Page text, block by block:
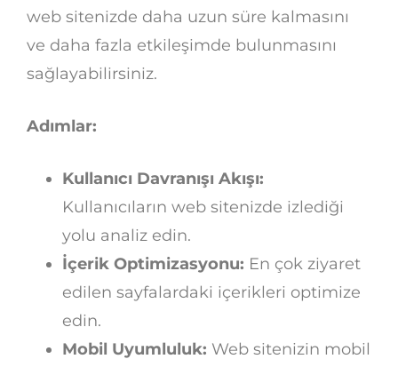
web sitenizde daha uzun süre kalmasını
ve daha fazla etkileşimde bulunmasını
sağlayabilirsiniz.
Adımlar:
Kullanıcı Davranışı Akışı:
Kullanıcıların web sitenizde izlediği
yolu analiz edin.
İçerik Optimizasyonu: En çok ziyaret
edilen sayfalardaki içerikleri optimize
edin.
Mobil Uyumluluk: Web sitenizin mobil